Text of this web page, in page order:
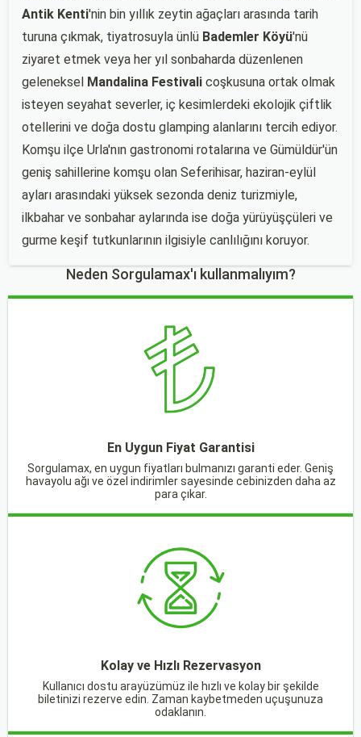
Antik Kenti'nin bin yıllık zeytin ağaçları arasında tarih
turuna çıkmak, tiyatrosuyla ünlü Bademler Köyü'nü
ziyaret etmek veya her yıl sonbaharda düzenlenen
geleneksel Mandalina Festivali coşkusuna ortak olmak
isteyen seyahat severler, iç kesimlerdeki ekolojik çiftlik
otellerini ve doğa dostu glamping alanlarını tercih ediyor.
Komşu ilçe Urla'nın gastronomi rotalarına ve Gümüldür'ün
geniş sahillerine komşu olan Seferihisar, haziran-eylül
ayları arasındaki yüksek sezonda deniz turizmiyle,
ilkbahar ve sonbahar aylarında ise doğa yürüyüşçüleri ve
gurme keşif tutkunlarının ilgisiyle canlılığını koruyor.
Neden Sorgulamax'ı kullanmalıyım?
En Uygun Fiyat Garantisi
Sorgulamax, en uygun fiyatları bulmanızı garanti eder. Geniş
havayolu ağı ve özel indirimler sayesinde cebinizden daha az
para çıkar.
Kolay ve Hızlı Rezervasyon
Kullanıcı dostu arayüzümüz ile hızlı ve kolay bir şekilde
biletinizi rezerve edin. Zaman kaybetmeden uçuşunuza
odaklanın.